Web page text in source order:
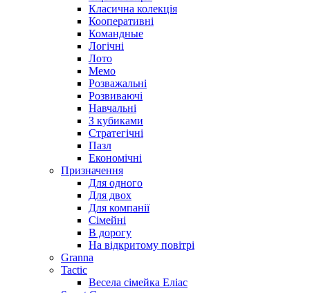
Класична колекція
Кооперативні
Командные
Логічні
Лото
Мемо
Розважальні
Розвиваючі
Навчальні
З кубиками
Стратегічні
Пазл
Економічні
Призначення
Для одного
Для двох
Для компанії
Сімейні
В дорогу
На відкритому повітрі
Granna
Tactic
Весела сімейка Еліас